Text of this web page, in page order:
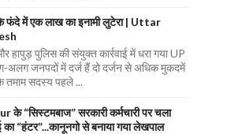
फंदे में एक लाख का इनामी लुटेरा | Uttar
हापुड़ पुलिस की संयुक्त कार्रवाई में धरा गया UP
जनपदों में दर्ज हैं दो दर्जन से अधिक मुकदमें
तमाम सदस्य पहले ...
के “सिस्टमबाज” सरकारी कर्मचारी पर चला
का “हंटर”...कानूनगो से बनाया गया लेखपाल